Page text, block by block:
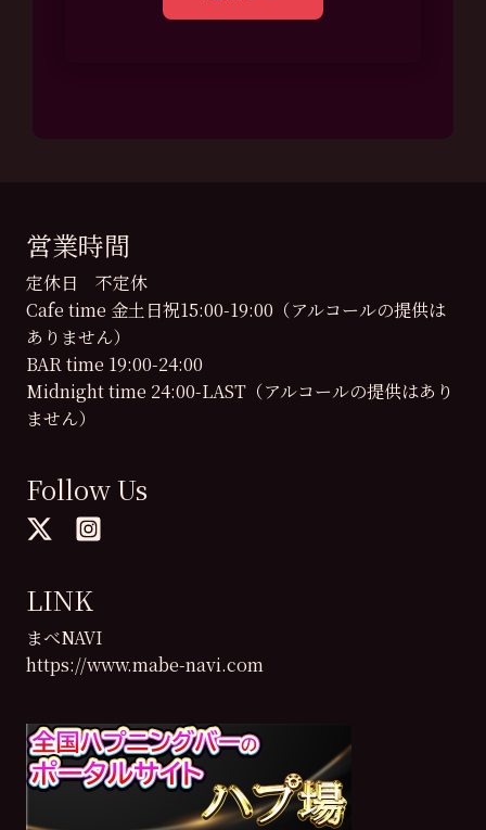
営業時間
定休日 不定休
Cafe time 金土日祝15:00-19:00（アルコールの提供は
ありません）
BAR time 19:00-24:00
Midnight time 24:00-LAST（アルコールの提供はあり
ません）
Follow Us
LINK
まべNAVI
https://www.mabe-navi.com